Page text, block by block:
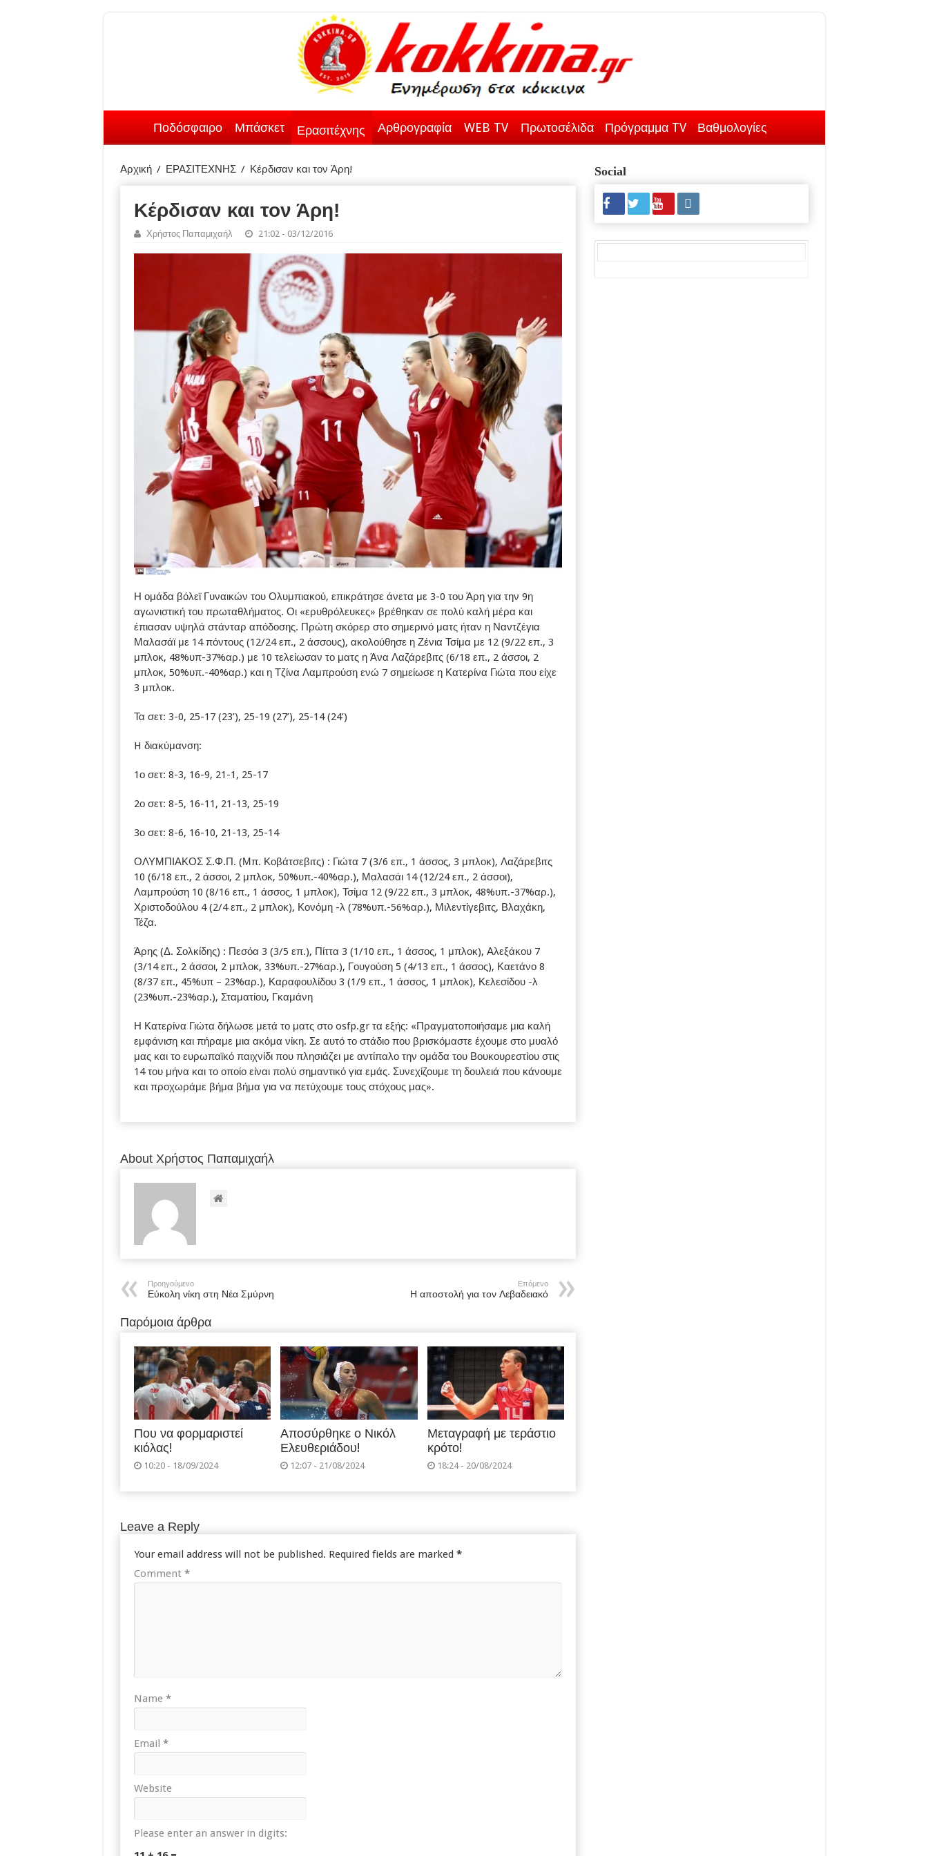
Ποδόσφαιρο Μπάσκετ Ερασιτέχνης Αρθρογραφία WEB TV Πρωτοσέλιδα Πρόγραμμα TV Βαθμολογίες
Αρχική / ΕΡΑΣΙΤΕΧΝΗΣ / Κέρδισαν και τον Άρη!
Κέρδισαν και τον Άρη!
Χρήστος Παπαμιχαήλ 21:02 - 03/12/2016
Η ομάδα βόλεϊ Γυναικών του Ολυμπιακού, επικράτησε άνετα με 3-0 του Άρη για την 9η
αγωνιστική του πρωταθλήματος. Οι «ερυθρόλευκες» βρέθηκαν σε πολύ καλή μέρα και
έπιασαν υψηλά στάνταρ απόδοσης. Πρώτη σκόρερ στο σημερινό ματς ήταν η Ναντζέγια
Μαλασάϊ με 14 πόντους (12/24 επ., 2 άσσους), ακολούθησε η Ζένια Τσίμα με 12 (9/22 επ., 3
μπλοκ, 48%υπ-37%αρ.) με 10 τελείωσαν το ματς η Άνα Λαζάρεβιτς (6/18 επ., 2 άσσοι, 2
μπλοκ, 50%υπ.-40%αρ.) και η Τζίνα Λαμπρούση ενώ 7 σημείωσε η Κατερίνα Γιώτα που είχε
3 μπλοκ.
Τα σετ: 3-0, 25-17 (23’), 25-19 (27’), 25-14 (24’)
H διακύμανση:
1ο σετ: 8-3, 16-9, 21-1, 25-17
2ο σετ: 8-5, 16-11, 21-13, 25-19
3ο σετ: 8-6, 16-10, 21-13, 25-14
ΟΛΥΜΠΙΑΚΟΣ Σ.Φ.Π. (Μπ. Κοβάτσεβιτς) : Γιώτα 7 (3/6 επ., 1 άσσος, 3 μπλοκ), Λαζάρεβιτς
10 (6/18 επ., 2 άσσοι, 2 μπλοκ, 50%υπ.-40%αρ.), Μαλασάι 14 (12/24 επ., 2 άσσοι),
Λαμπρούση 10 (8/16 επ., 1 άσσος, 1 μπλοκ), Τσίμα 12 (9/22 επ., 3 μπλοκ, 48%υπ.-37%αρ.),
Χριστοδούλου 4 (2/4 επ., 2 μπλοκ), Κονόμη -λ (78%υπ.-56%αρ.), Μιλεντίγεβιτς, Βλαχάκη,
Τέζα.
Άρης (Δ. Σολκίδης) : Πεσόα 3 (3/5 επ.), Πίττα 3 (1/10 επ., 1 άσσος, 1 μπλοκ), Αλεξάκου 7
(3/14 επ., 2 άσσοι, 2 μπλοκ, 33%υπ.-27%αρ.), Γουγούση 5 (4/13 επ., 1 άσσος), Καετάνο 8
(8/37 επ., 45%υπ – 23%αρ.), Καραφουλίδου 3 (1/9 επ., 1 άσσος, 1 μπλοκ), Κελεσίδου -λ
(23%υπ.-23%αρ.), Σταματίου, Γκαμάνη
Η Κατερίνα Γιώτα δήλωσε μετά το ματς στο osfp.gr τα εξής: «Πραγματοποιήσαμε μια καλή
εμφάνιση και πήραμε μια ακόμα νίκη. Σε αυτό το στάδιο που βρισκόμαστε έχουμε στο μυαλό
μας και το ευρωπαϊκό παιχνίδι που πλησιάζει με αντίπαλο την ομάδα του Βουκουρεστίου στις
14 του μήνα και το οποίο είναι πολύ σημαντικό για εμάς. Συνεχίζουμε τη δουλειά που κάνουμε
και προχωράμε βήμα βήμα για να πετύχουμε τους στόχους μας».
About Χρήστος Παπαμιχαήλ
Προηγούμενο
Εύκολη νίκη στη Νέα Σμύρνη
Επόμενο
Η αποστολή για τον Λεβαδειακό
Παρόμοια άρθρα
Που να φορμαριστεί
κιόλας!
10:20 - 18/09/2024
Αποσύρθηκε ο Νικόλ
Ελευθεριάδου!
12:07 - 21/08/2024
Μεταγραφή με τεράστιο
κρότο!
18:24 - 20/08/2024
Leave a Reply
Your email address will not be published. Required fields are marked *
Comment *
Name *
Email *
Website
Please enter an answer in digits:
Social